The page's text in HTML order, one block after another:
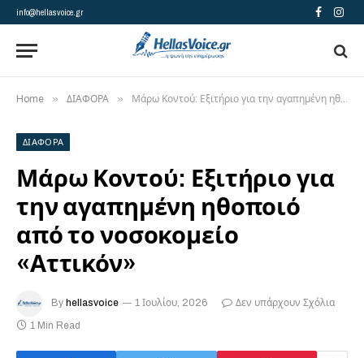
info@hellasvoice.gr Facebook
Home » ΔΙΑΦΟΡΑ » Μάρω Κοντού: Εξιτήριο για την αγαπημένη ηθοποιό από το νοσοκομείο «Αττικόν»
ΔΙΑΦΟΡΑ
Μάρω Κοντού: Εξιτήριο για
την αγαπημένη ηθοποιό
από το νοσοκομείο
«Αττικόν»
By hellasvoice 1 Ιουλίου, 2026
Δεν υπάρχουν Σχόλια
1 Min Read